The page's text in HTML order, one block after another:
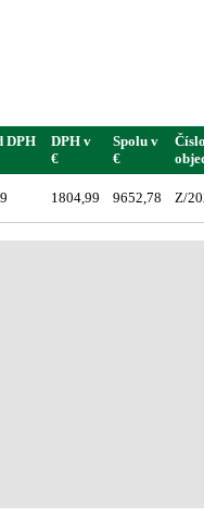
DPH
DPH v
€
Spolu v
€
1804,99 9652,78 Z/